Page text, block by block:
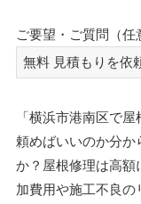
ご要望・ご質問（任
無料 見積もりを依
「横浜市港南区で
頼めばいいのか分
か？屋根修理は高額
加費用や施工不良